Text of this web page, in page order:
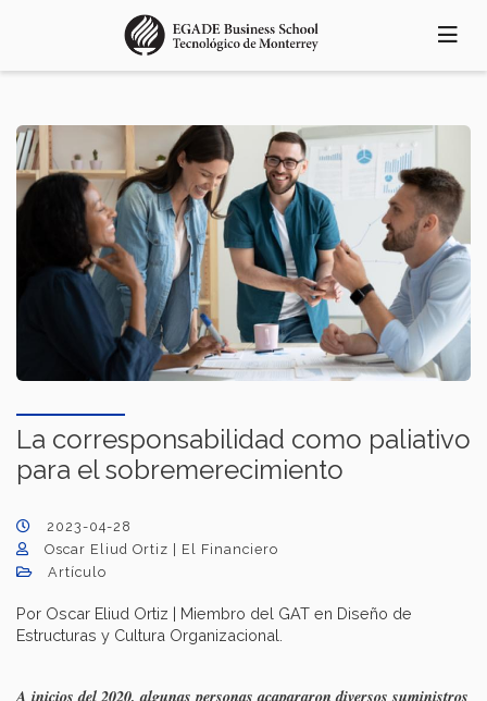
principal
La corresponsabilidad como paliativo
para el sobremerecimiento
2023-04-28
Oscar Eliud Ortiz | El Financiero
Artículo
Por Oscar Eliud Ortiz | Miembro del GAT en Diseño de
Estructuras y Cultura Organizacional.
A inicios del 2020, algunas personas acapararon diversos suministros